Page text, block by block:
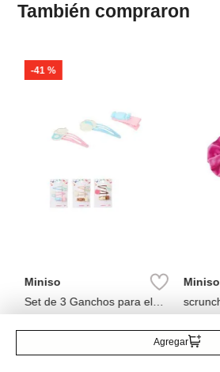
Agregar
También compraron
-41 %
Miniso
Set de 3 Ganchos para el
Cabello Serie Panadería Guji
Miniso